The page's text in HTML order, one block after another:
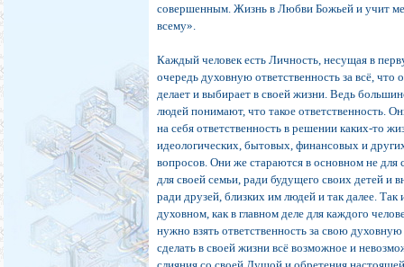
совершенным. Жизнь в Любви Божьей и учит
всему».
Каждый человек есть Личность, несущая в
очередь духовную ответственность за всё, что
делает и выбирает в своей жизни. Ведь
людей понимают, что такое ответственность.
на себя ответственность в решении каких-то
идеологических, бытовых, финансовых и
вопросов. Они же стараются в основном не для
для своей семьи, ради будущего своих детей и
ради друзей, близких им людей и так далее. Так
духовном, как в главном деле для каждого
нужно взять ответственность за свою
сделать в своей жизни всё возможное и